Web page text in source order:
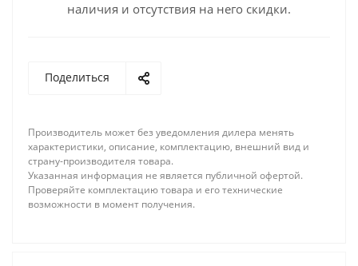
наличия и отсутствия на него скидки.
Поделиться
Производитель может без уведомления дилера менять
характеристики, описание, комплектацию, внешний вид и
страну-производителя товара.
Указанная информация не является публичной офертой.
Проверяйте комплектацию товара и его технические
возможности в момент получения.